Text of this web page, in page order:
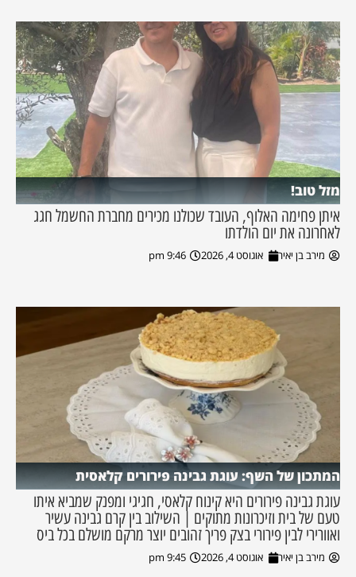
מזל טוב!
איתן פחימה האלוף, העובד שכולנו מכירים מחברת החשמל חגג
לאחרונה את יום הולדתו
מירב בן יאיר אוגוסט 4, 2026 9:46 pm
המתכון של השף: עוגת גבינה פירורים קלאסית
עוגת גבינה פירורים היא קינוח קלאסי, חגיגי ומפנק שמביא איתו
טעם של בית וזיכרונות מתוקים | השילוב בין קרם גבינה עשיר
ואוורירי לבין פירורי בצק פריך זהובים יוצר מרקם מושלם בכל ביס
מירב בן יאיר אוגוסט 4, 2026 9:45 pm